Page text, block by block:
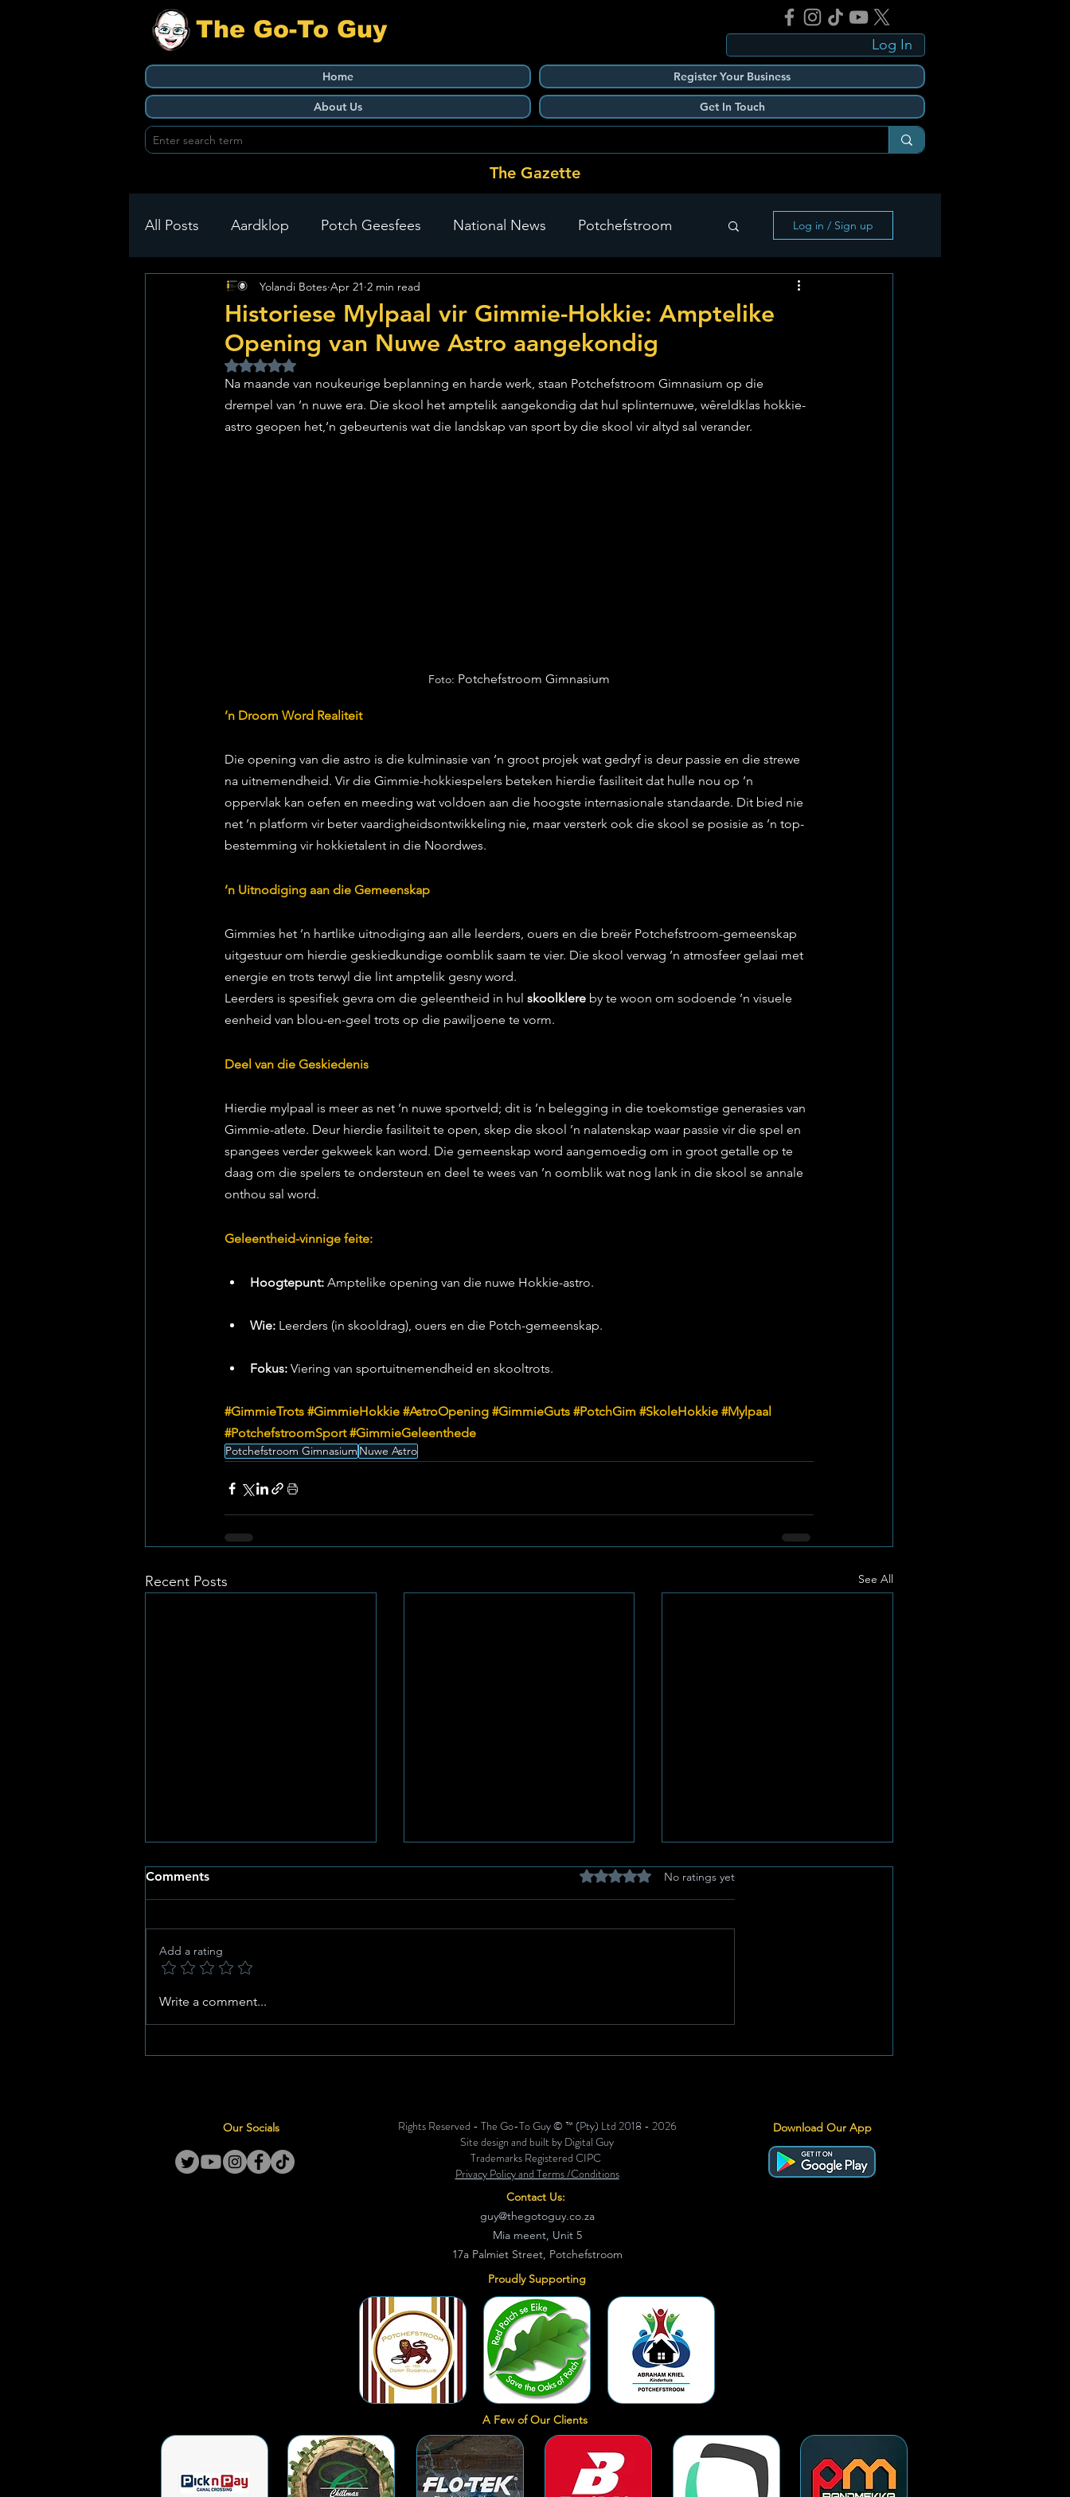
The Go-To Guy
Log In
Home
About Us
Register Your Business
Get In Touch
The Gazette
All Posts Aardklop Potch Geesfees National News Potchefstroom
Ikageng Klerksdorp Carletonville
Green Health
Log in / Sign up
Historiese Mylpaal vir Gimmie-Hokkie: Amptelike
Opening van Nuwe Astro aangekondig
Yolandi Botes Apr 21 2 min read
Rated NaN out of 5 stars.
Na maande van noukeurige beplanning en harde werk, staan Potchefstroom Gimnasium op die
drempel van ’n nuwe era. Die skool het amptelik aangekondig dat hul splinternuwe, wêreldklas hokkie-
astro geopen het,’n gebeurtenis wat die landskap van sport by die skool vir altyd sal verander.
Foto: Potchefstroom Gimnasium
’n Droom Word Realiteit
Die opening van die astro is die kulminasie van ’n groot projek wat gedryf is deur passie en die strewe
na uitnemendheid. Vir die Gimmie-hokkiespelers beteken hierdie fasiliteit dat hulle nou op ’n
oppervlak kan oefen en meeding wat voldoen aan die hoogste internasionale standaarde. Dit bied nie
net ’n platform vir beter vaardigheidsontwikkeling nie, maar versterk ook die skool se posisie as ’n top-
bestemming vir hokkietalent in die Noordwes.
’n Uitnodiging aan die Gemeenskap
Gimmies het ’n hartlike uitnodiging aan alle leerders, ouers en die breër Potchefstroom-gemeenskap
uitgestuur om hierdie geskiedkundige oomblik saam te vier. Die skool verwag ’n atmosfeer gelaai met
energie en trots terwyl die lint amptelik gesny word.
Leerders is spesifiek gevra om die geleentheid in hul skoolklere by te woon om sodoende ’n visuele
eenheid van blou-en-geel trots op die pawiljoene te vorm.
Deel van die Geskiedenis
Hierdie mylpaal is meer as net ’n nuwe sportveld; dit is ’n belegging in die toekomstige generasies van
Gimmie-atlete. Deur hierdie fasiliteit te open, skep die skool ’n nalatenskap waar passie vir die spel en
spangees verder gekweek kan word. Die gemeenskap word aangemoedig om in groot getalle op te
daag om die spelers te ondersteun en deel te wees van ’n oomblik wat nog lank in die skool se annale
onthou sal word.
Geleentheid-vinnige feite:
Hoogtepunt: Amptelike opening van die nuwe Hokkie-astro.
Wie: Leerders (in skooldrag), ouers en die Potch-gemeenskap.
Fokus: Viering van sportuitnemendheid en skooltrots.
#GimmieTrots #GimmieHokkie #AstroOpening #GimmieGuts #PotchGim #SkoleHokkie #Mylpaal
#PotchefstroomSport #GimmieGeleenthede
Potchefstroom Gimnasium Nuwe Astro
Recent Posts See All
Al Vyf Gimmie-Ruiters
Women’s Day
Kuiergees na Potch
Comments Rated 0 out of 5 stars.
No ratings yet
Add a rating
Write a comment...
Our Socials
Rights Reserved - The Go-To Guy © ™ (Pty) Ltd 2018 - 2026
Site design and built by Digital Guy
Trademarks Registered CIPC
Privacy Policy and Terms /Conditions
Download Our App
Contact Us:
guy@thegotoguy.co.za
Mia meent, Unit 5
17a Palmiet Street, Potchefstroom
Proudly Supporting
A Few of Our Clients